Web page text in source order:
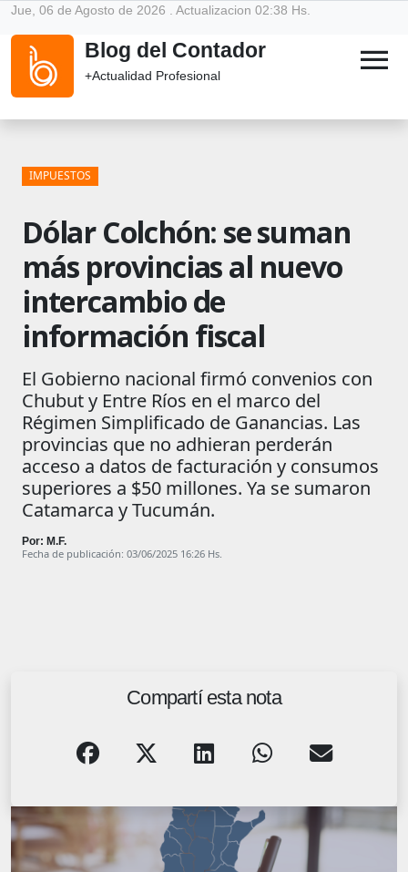
Jue, 06 de Agosto de 2026 . Actualizacion 02:38 Hs.
Blog del Contador
+Actualidad Profesional menu
IMPUESTOS
Dólar Colchón: se suman
más provincias al nuevo
intercambio de
información fiscal
El Gobierno nacional firmó convenios con
Chubut y Entre Ríos en el marco del
Régimen Simplificado de Ganancias. Las
provincias que no adhieran perderán
acceso a datos de facturación y consumos
superiores a $50 millones. Ya se sumaron
Catamarca y Tucumán.
Por: M.F.
Fecha de publicación: 03/06/2025 16:26 Hs.
Compartí esta nota